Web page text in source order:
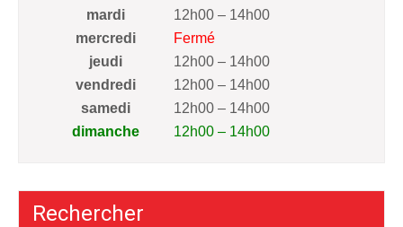
mardi
12h00 – 14h00
mercredi
Fermé
jeudi
12h00 – 14h00
vendredi
12h00 – 14h00
samedi
12h00 – 14h00
dimanche
12h00 – 14h00
Rechercher